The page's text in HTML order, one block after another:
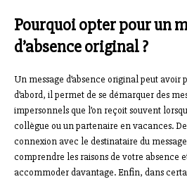
Pourquoi opter pour un
d’absence original ?
Un message d’absence original peut avoir
d’abord, il permet de se démarquer des
impersonnels que l’on reçoit souvent
collègue ou un partenaire en vacances.
connexion avec le destinataire du
comprendre les raisons de votre absence
accommoder davantage. Enfin, dans